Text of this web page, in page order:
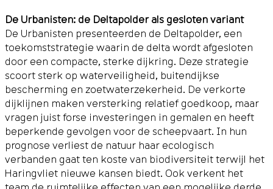
De Urbanisten: de Deltapolder als gesloten variant
De Urbanisten presenteerden de Deltapolder, een
toekomststrategie waarin de delta wordt afgesloten
door een compacte, sterke dijkring. Deze strategie
scoort sterk op waterveiligheid, buitendijkse
bescherming en zoetwaterzekerheid. De verkorte
dijklijnen maken versterking relatief goedkoop, maar
vragen juist forse investeringen in gemalen en heeft
beperkende gevolgen voor de scheepvaart. In hun
prognose verliest de natuur haar ecologisch
verbanden gaat ten koste van biodiversiteit terwijl het
Haringvliet nieuwe kansen biedt. Ook verkent het